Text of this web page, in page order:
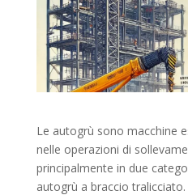
Le autogrù sono macchine
nelle operazioni di
principalmente in due
autogrù a braccio